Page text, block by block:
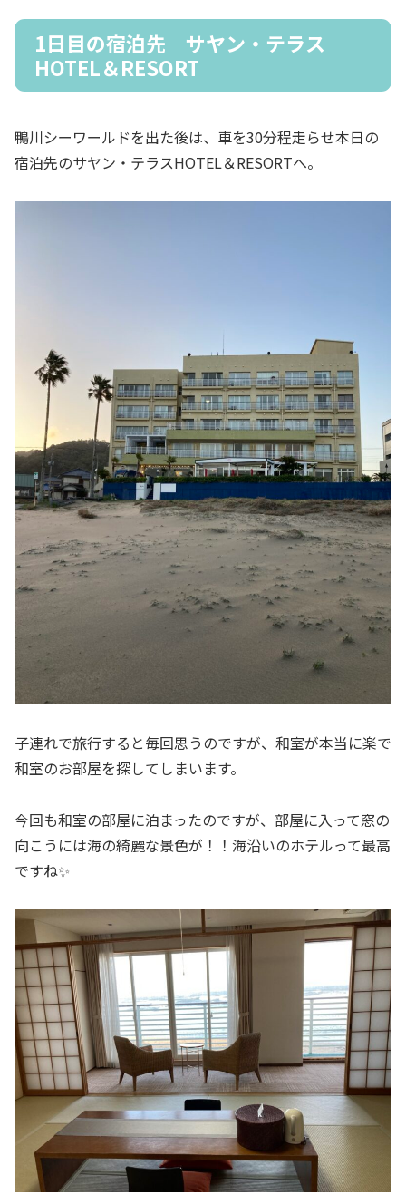
1日目の宿泊先 サヤン・テラス
HOTEL＆RESORT
鴨川シーワールドを出た後は、車を30分程走らせ本日の
宿泊先のサヤン・テラスHOTEL＆RESORTへ。
子連れで旅行すると毎回思うのですが、和室が本当に楽で
和室のお部屋を探してしまいます。
今回も和室の部屋に泊まったのですが、部屋に入って窓の
向こうには海の綺麗な景色が！！海沿いのホテルって最高
ですね✨